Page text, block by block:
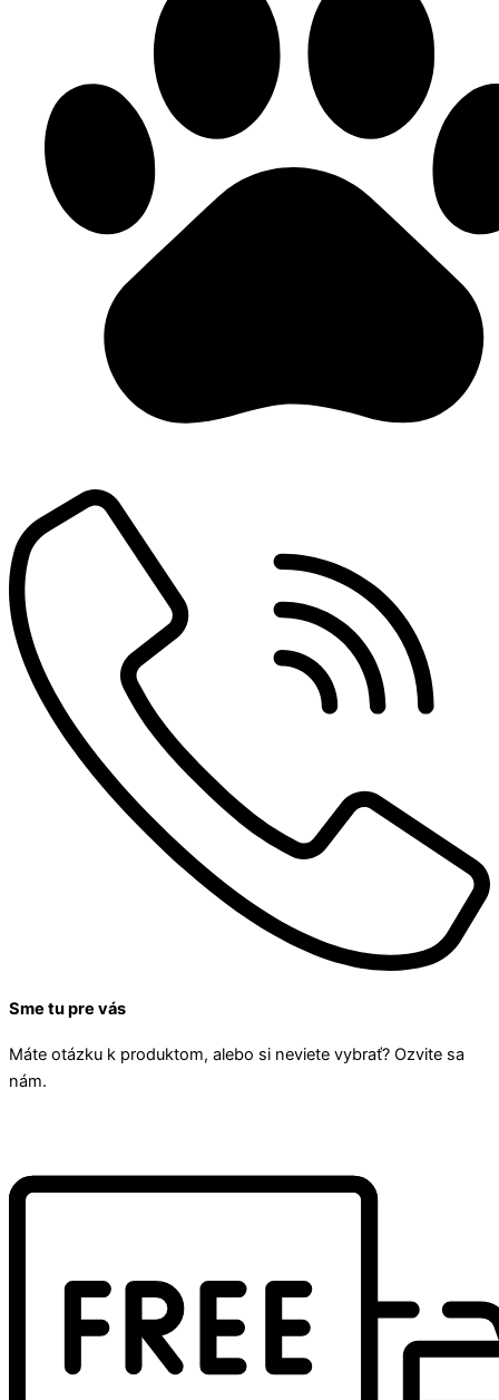
Sme tu pre vás
Máte otázku k produktom, alebo si neviete vybrať? Ozvite sa
nám.